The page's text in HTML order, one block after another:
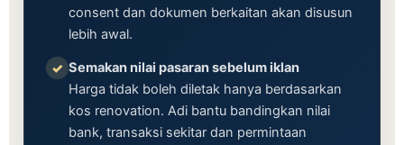
consent dan dokumen berkaitan akan disusun
lebih awal.
✓ Semakan nilai pasaran sebelum iklan
Harga tidak boleh diletak hanya berdasarkan
kos renovation. Adi bantu bandingkan nilai
bank, transaksi sekitar dan permintaan